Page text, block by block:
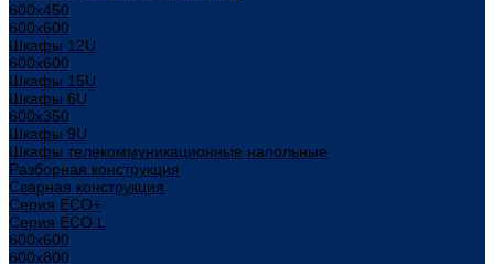
600x450
600x600
Шкафы 12U
600x600
Шкафы 15U
Шкафы 6U
600x350
Шкафы 9U
Шкафы телекоммуникационные напольные
Разборная конструкция
Сварная конструкция
Серия ECO+
Серия ECO L
600x600
600x800